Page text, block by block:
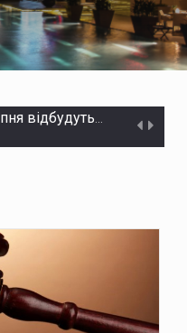
На Буковині судитимуть голову громади та інженера технагляду за розтрату понад 15 млн грн на будівництві укриття для школи
У липні буковинська «швидка» понад тисячу разів виїжджала на виклики у громадських місцях через спеку